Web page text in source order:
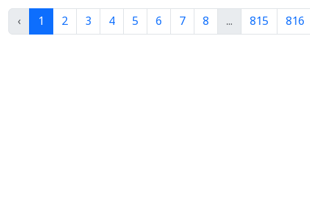
‹ 1 2 3 4 5 6 7 8 ... 815 816